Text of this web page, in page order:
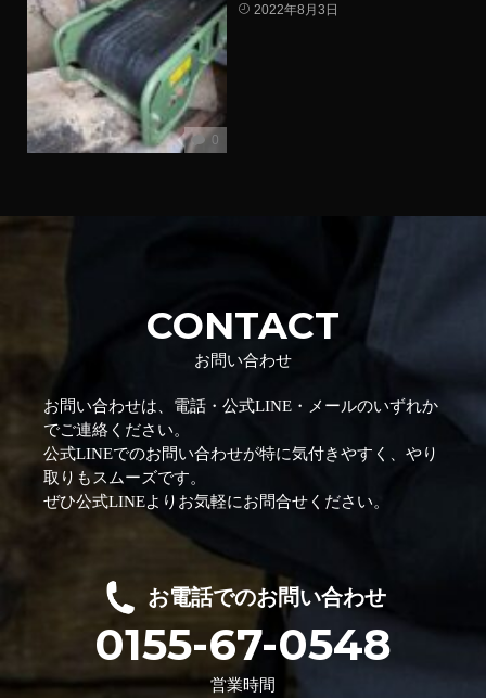
0
2022年8月3日
CONTACT
お問い合わせ
お問い合わせは、電話・公式LINE・メールのいずれか
でご連絡ください。
公式LINEでのお問い合わせが特に気付きやすく、やり
取りもスムーズです。
ぜひ公式LINEよりお気軽にお問合せください。
お電話でのお問い合わせ
0155-67-0548
営業時間